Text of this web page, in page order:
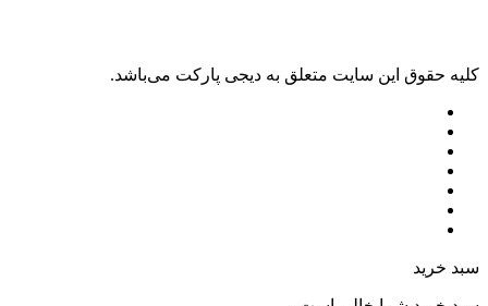
کليه حقوق اين سايت متعلق به دیجی پارکت می‌باشد.
سبد خرید